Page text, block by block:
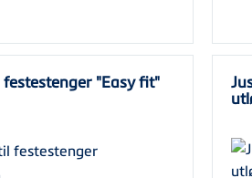
"Easy fit"